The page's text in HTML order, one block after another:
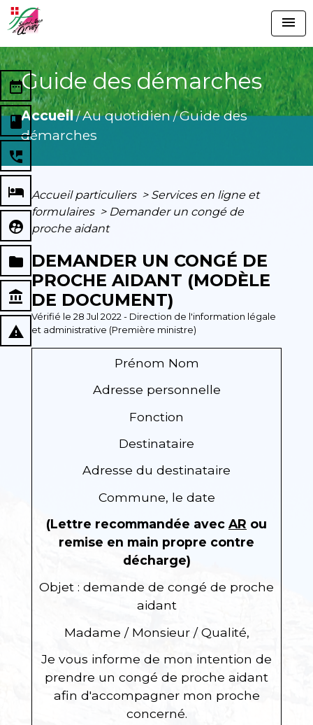
menu
Guide des démarches
Accueil/Au quotidien/Guide des
démarches
date_range
book
perm_phone_msg
local_hotel
supervised_user_circle
folder
account_balance
report_problem
Accueil particuliers > Services en ligne et
formulaires > Demander un congé de
proche aidant
DEMANDER UN CONGÉ DE
PROCHE AIDANT (MODÈLE
DE DOCUMENT)
Vérifié le 28 Jul 2022 - Direction de l'information légale
et administrative (Première ministre)
Prénom Nom
Adresse personnelle
Fonction
Destinataire
Adresse du destinataire
Commune, le date
(Lettre recommandée avec AR ou
remise en main propre contre
décharge)
Objet : demande de congé de proche
aidant
Madame / Monsieur / Qualité,
Je vous informe de mon intention de
prendre un congé de proche aidant
afin d'accompagner mon proche
concerné.